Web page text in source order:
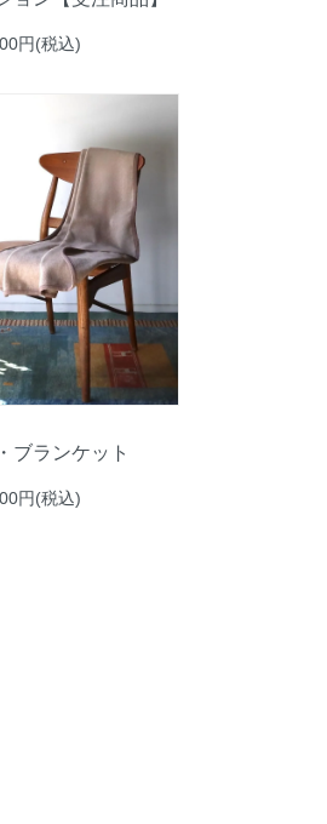
円(税込)
ブランケット
円(税込)